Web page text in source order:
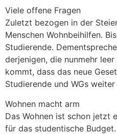
Viele offene Fragen
Zuletzt bezogen in der
Menschen Wohnbeihilfen.
Studierende.
derjenigen, die nunmehr
kommt, dass das neue
Studierende und WGs
Wohnen macht arm
Das Wohnen ist schon jetzt
für das studentische